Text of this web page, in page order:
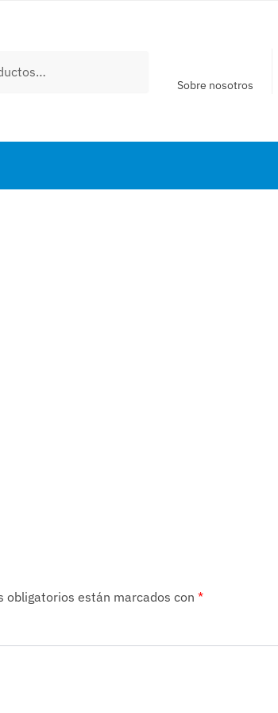
Sobre nosotros
obligatorios están marcados con *